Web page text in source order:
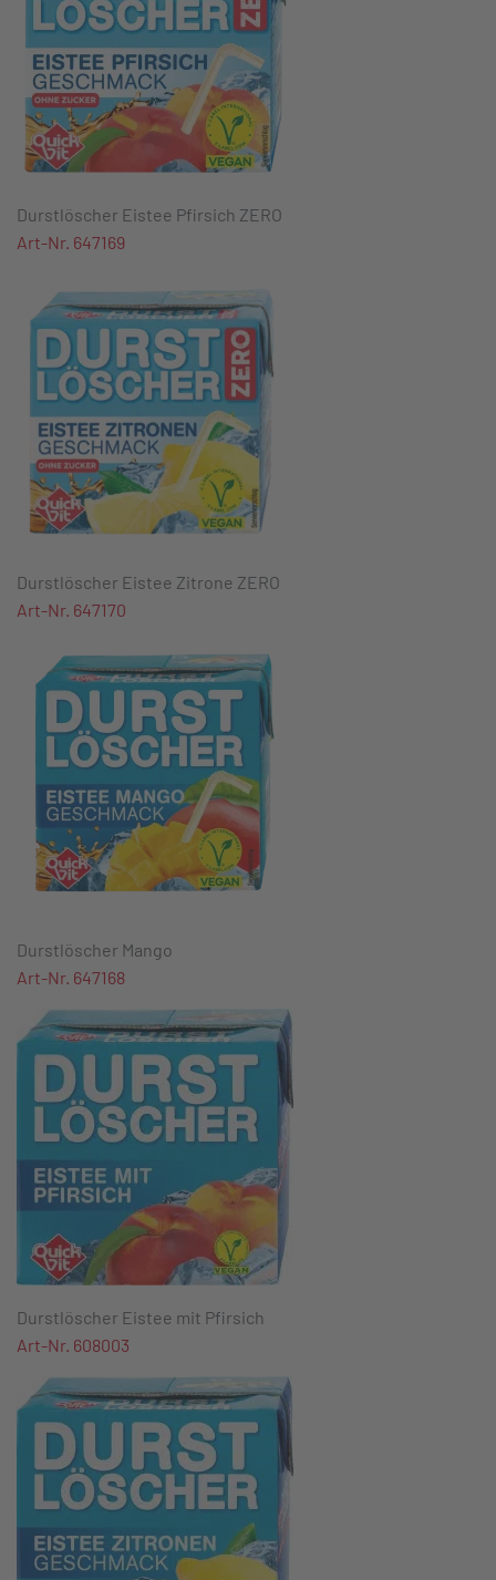
Durstlöscher Eistee Pfirsich ZERO
Art-Nr. 647169
Durstlöscher Eistee Zitrone ZERO
Art-Nr. 647170
Durstlöscher Mango
Art-Nr. 647168
Durstlöscher Eistee mit Pfirsich
Art-Nr. 608003